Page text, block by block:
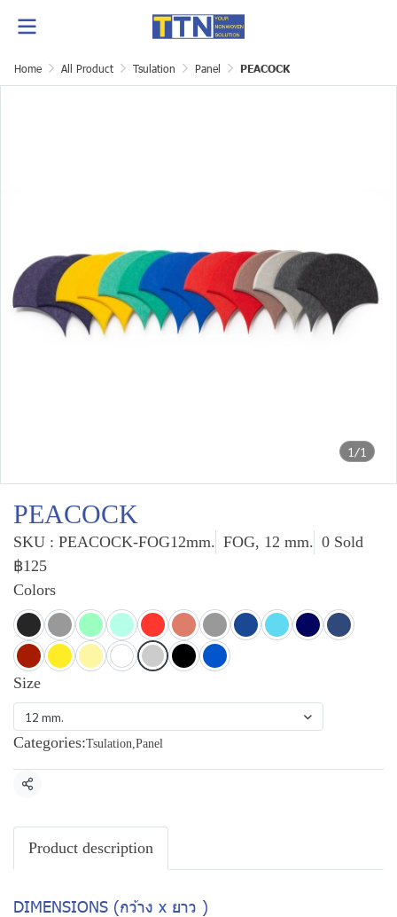
Home All Product Tsulation Panel PEACOCK
1/1
PEACOCK
SKU : PEACOCK-FOG12mm. FOG, 12 mm. 0 Sold
฿125
Colors
Size
12 mm.
Categories:Tsulation,Panel
Share
Product description
DIMENSIONS (กว้าง x ยาว )